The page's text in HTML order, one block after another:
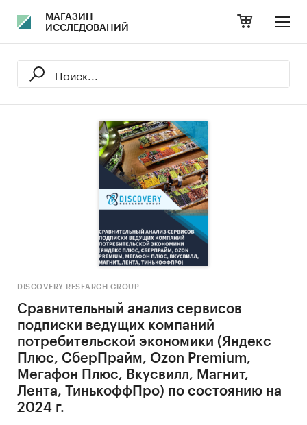
МАГАЗИН
ИССЛЕДОВАНИЙ
DISCOVERY RESEARCH GROUP
Сравнительный анализ сервисов
подписки ведущих компаний
потребительской экономики (Яндекс
Плюс, СберПрайм, Ozon Premium,
Мегафон Плюс, Вкусвилл, Магнит,
Лента, ТинькоффПро) по состоянию на
2024 г.